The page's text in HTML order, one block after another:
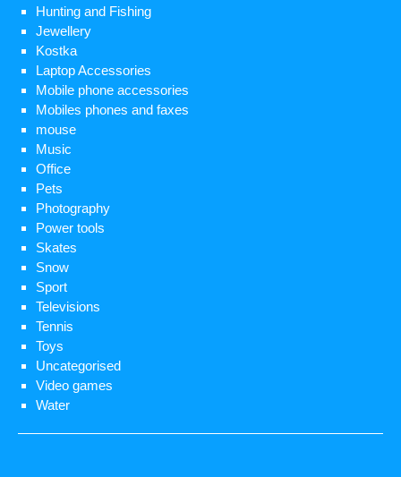
Hunting and Fishing
Jewellery
Kostka
Laptop Accessories
Mobile phone accessories
Mobiles phones and faxes
mouse
Music
Office
Pets
Photography
Power tools
Skates
Snow
Sport
Televisions
Tennis
Toys
Uncategorised
Video games
Water